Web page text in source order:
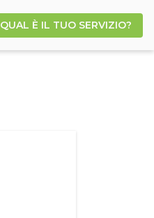
QUAL È IL TUO SERVIZIO?